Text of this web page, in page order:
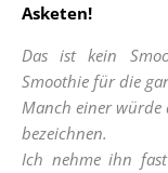
Asketen!
Das ist kein
Smoothie für die
Manch einer würde
bezeichnen.
Ich nehme ihn